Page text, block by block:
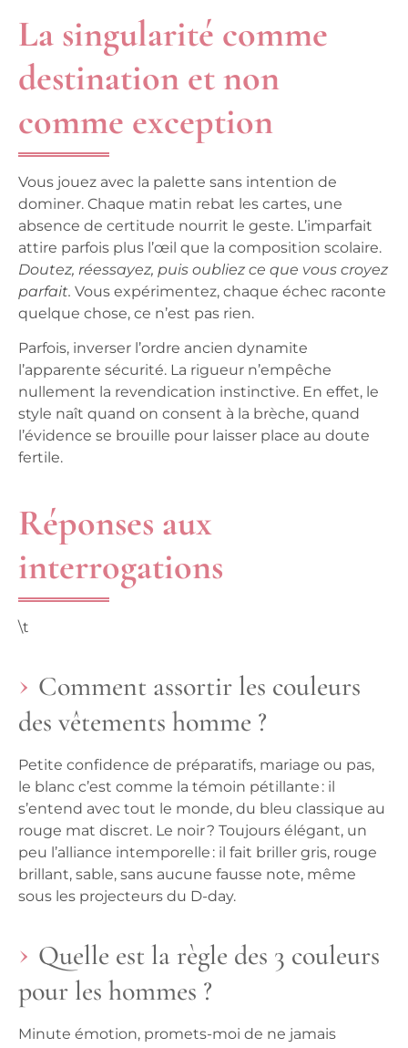
La singularité comme
destination et non
comme exception
Vous jouez avec la palette sans intention de
dominer. Chaque matin rebat les cartes, une
absence de certitude nourrit le geste. L’imparfait
attire parfois plus l’œil que la composition scolaire.
Doutez, réessayez, puis oubliez ce que vous croyez
parfait. Vous expérimentez, chaque échec raconte
quelque chose, ce n’est pas rien.
Parfois, inverser l’ordre ancien dynamite
l’apparente sécurité. La rigueur n’empêche
nullement la revendication instinctive. En effet, le
style naît quand on consent à la brèche, quand
l’évidence se brouille pour laisser place au doute
fertile.
Réponses aux
interrogations
\t
Comment assortir les couleurs
des vêtements homme ?
Petite confidence de préparatifs, mariage ou pas,
le blanc c’est comme la témoin pétillante : il
s’entend avec tout le monde, du bleu classique au
rouge mat discret. Le noir ? Toujours élégant, un
peu l’alliance intemporelle : il fait briller gris, rouge
brillant, sable, sans aucune fausse note, même
sous les projecteurs du D-day.
Quelle est la règle des 3 couleurs
pour les hommes ?
Minute émotion, promets-moi de ne jamais